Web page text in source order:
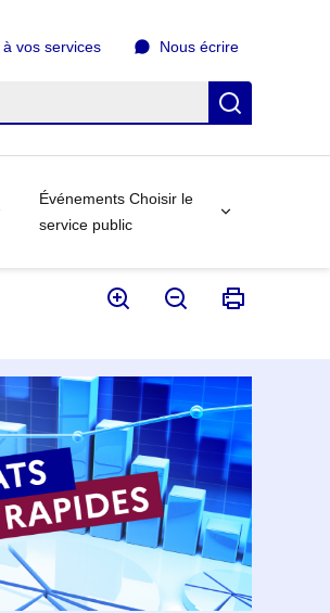
vos services Nous écrire
Événements Choisir le
service public